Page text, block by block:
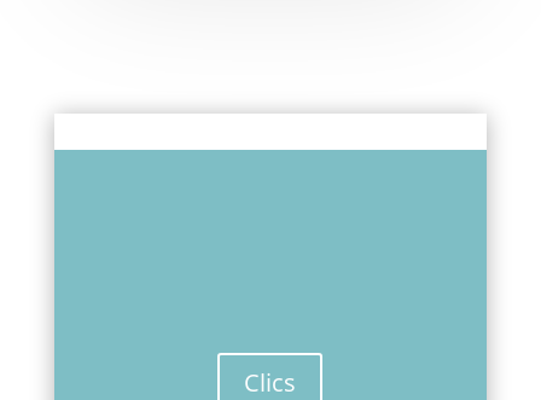
Clics